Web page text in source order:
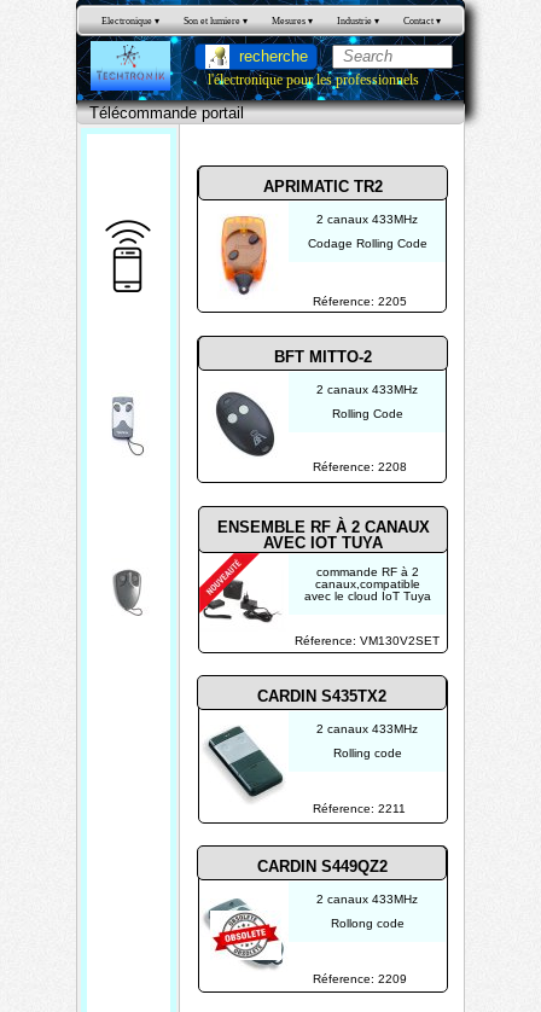
Electronique ▾ Son et lumiere ▾ Mesures ▾ Industrie ▾ Contact ▾
recherche
l'électronique pour les professionnels
Télécomm
ande
portail
Télécommande portail
CARDIN S449QZ2
2 canaux 433MHz
Rolling code
Réference: 2211
CARDIN S435TX2
Réference: 2209
commande RF à 2
canaux,compatible
avec le cloud IoT Tuya
2 canaux 433MHz
Codage Rolling Code
Réference: VM130V2SET
Réference: 2205
ENSEMBLE RF À 2 CANAUX
AVEC IOT TUYA
APRIMATIC TR2
Réference: 2208
BFT MITTO-2
2 canaux 433MHz
Rolling Code
T
é
c
o
n
d
e
2 canaux 433MHz
Rollong code